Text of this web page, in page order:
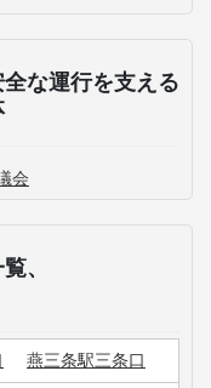
な運行を支える
会
、
燕三条駅三条口